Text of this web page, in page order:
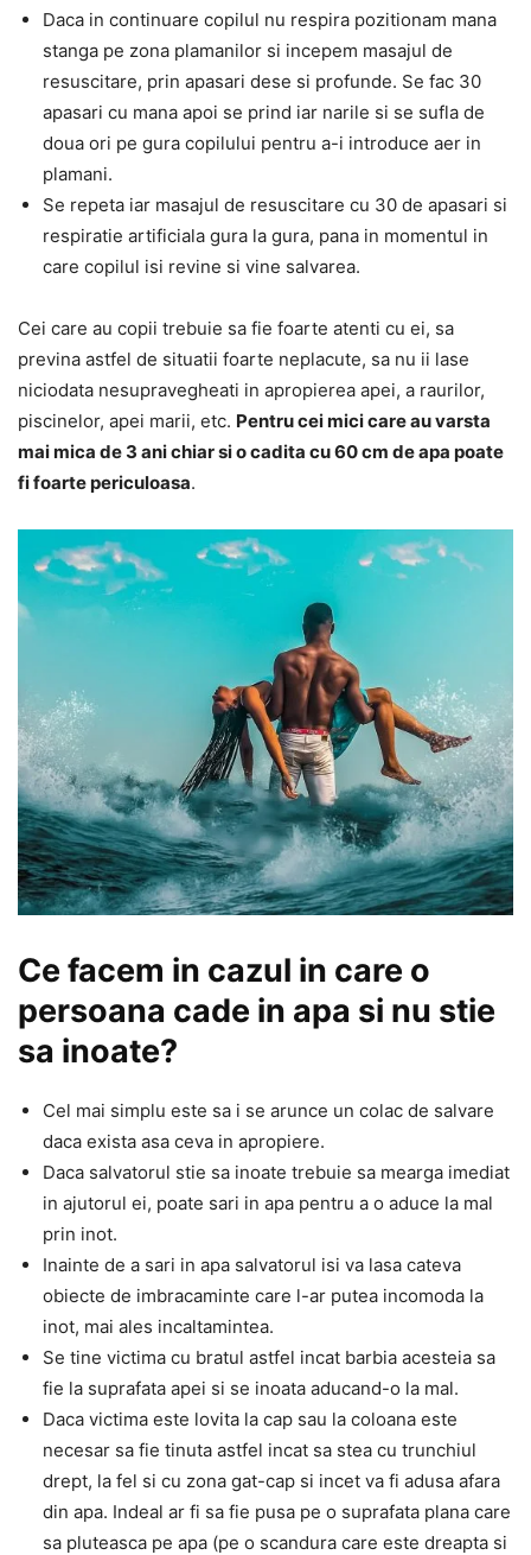
Daca in continuare copilul nu respira pozitionam mana
stanga pe zona plamanilor si incepem masajul de
resuscitare, prin apasari dese si profunde. Se fac 30
apasari cu mana apoi se prind iar narile si se sufla de
doua ori pe gura copilului pentru a-i introduce aer in
plamani.
Se repeta iar masajul de resuscitare cu 30 de apasari si
respiratie artificiala gura la gura, pana in momentul in
care copilul isi revine si vine salvarea.
Cei care au copii trebuie sa fie foarte atenti cu ei, sa
previna astfel de situatii foarte neplacute, sa nu ii lase
niciodata nesupravegheati in apropierea apei, a raurilor,
piscinelor, apei marii, etc. Pentru cei mici care au varsta
mai mica de 3 ani chiar si o cadita cu 60 cm de apa poate
fi foarte periculoasa.
Ce facem in cazul in care o
persoana cade in apa si nu stie
sa inoate?
Cel mai simplu este sa i se arunce un colac de salvare
daca exista asa ceva in apropiere.
Daca salvatorul stie sa inoate trebuie sa mearga imediat
in ajutorul ei, poate sari in apa pentru a o aduce la mal
prin inot.
Inainte de a sari in apa salvatorul isi va lasa cateva
obiecte de imbracaminte care l-ar putea incomoda la
inot, mai ales incaltamintea.
Se tine victima cu bratul astfel incat barbia acesteia sa
fie la suprafata apei si se inoata aducand-o la mal.
Daca victima este lovita la cap sau la coloana este
necesar sa fie tinuta astfel incat sa stea cu trunchiul
drept, la fel si cu zona gat-cap si incet va fi adusa afara
din apa. Indeal ar fi sa fie pusa pe o suprafata plana care
sa pluteasca pe apa (pe o scandura care este dreapta si